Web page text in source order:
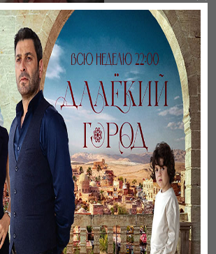
Әңгімесі ауылдың…
Үзілген жапырақтар